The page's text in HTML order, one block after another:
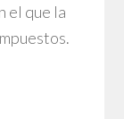
el que la